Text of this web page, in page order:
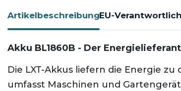
ArtikelbeschreibungEU-
Akku BL1860B - Der
Die LXT-Akkus liefern die Energie
umfasst Maschinen und